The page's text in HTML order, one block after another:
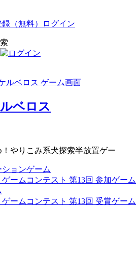
（無料） ログイン
ベロス
やりこみ系犬探索半放置ゲー
ョンゲーム
ームコンテスト 第13回 参加ゲーム
ームコンテスト 第13回 受賞ゲーム